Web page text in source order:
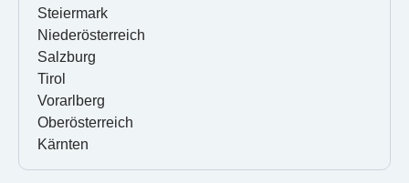
Steiermark
Niederösterreich
Salzburg
Tirol
Vorarlberg
Oberösterreich
Kärnten